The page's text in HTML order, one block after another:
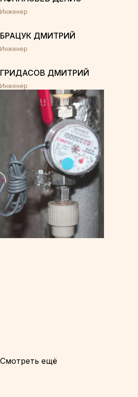
Инженер
БРАЦУК ДМИТРИЙ
Инженер
ГРИДАСОВ ДМИТРИЙ
Инженер
Смотреть ещё